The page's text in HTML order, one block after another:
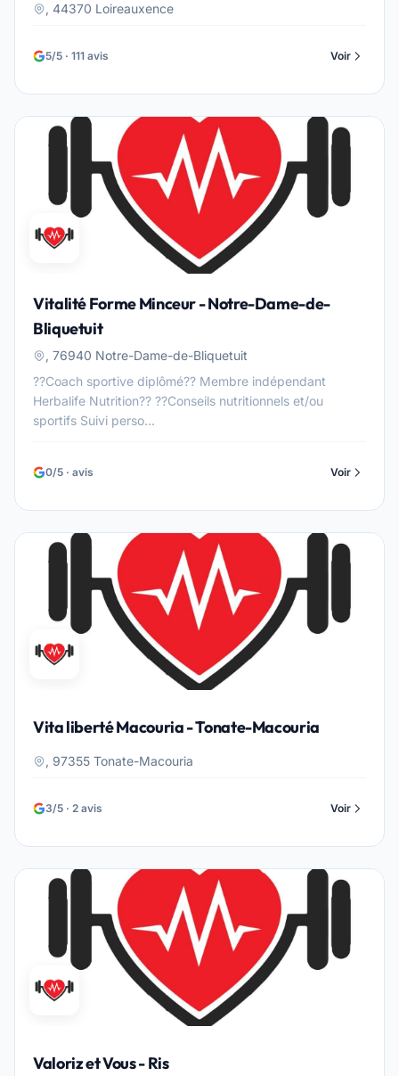
, 44370 Loireauxence
5/5 · 111 avis Voir
Vitalité Forme Minceur - Notre-Dame-de-
Bliquetuit
, 76940 Notre-Dame-de-Bliquetuit
??Coach sportive diplômé?? Membre indépendant
Herbalife Nutrition?? ??Conseils nutritionnels et/ou
sportifs Suivi perso...
0/5 · avis Voir
Vita liberté Macouria - Tonate-Macouria
, 97355 Tonate-Macouria
3/5 · 2 avis Voir
Valoriz et Vous - Ris